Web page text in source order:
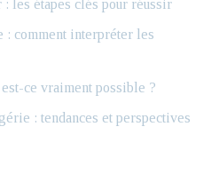
les étapes clés pour réussir
: comment interpréter les
ce vraiment possible ?
: tendances et perspectives